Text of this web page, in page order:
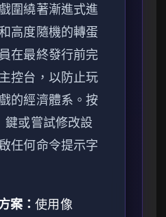
圍繞著漸進式進
高度隨機的轉蛋
在最終發行前完
控台，以防止玩
的經濟體系。按
鍵或嘗試修改設
任何命令提示字
案：使用像